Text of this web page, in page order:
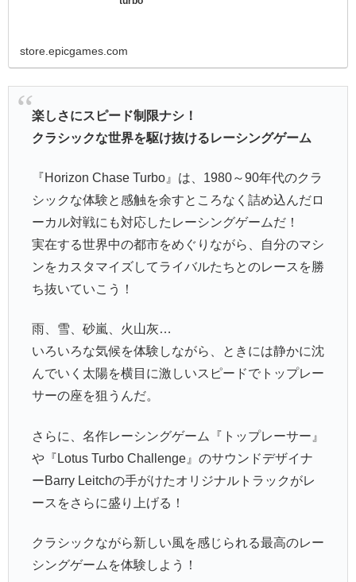
store.epicgames.com
楽しさにスピード制限ナシ！
クラシックな世界を駆け抜けるレーシングゲーム
『Horizon Chase Turbo』は、1980～90年代のクラ
シックな体験と感触を余すところなく詰め込んだロ
ーカル対戦にも対応したレーシングゲームだ！
実在する世界中の都市をめぐりながら、自分のマシ
ンをカスタマイズしてライバルたちとのレースを勝
ち抜いていこう！
雨、雪、砂嵐、火山灰…
いろいろな気候を体験しながら、ときには静かに沈
んでいく太陽を横目に激しいスピードでトップレー
サーの座を狙うんだ。
さらに、名作レーシングゲーム『トップレーサー』
や『Lotus Turbo Challenge』のサウンドデザイナ
ーBarry Leitchの手がけたオリジナルトラックがレ
ースをさらに盛り上げる！
クラシックながら新しい風を感じられる最高のレー
シングゲームを体験しよう！